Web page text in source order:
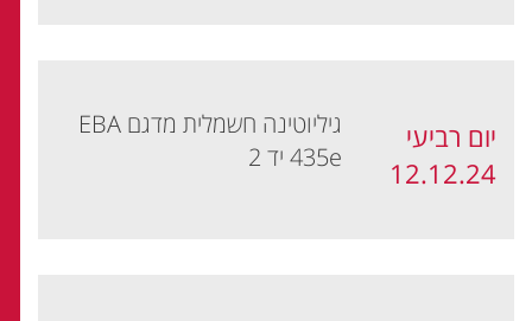
יום רביעי
12.12.24
גיליוטינה חשמלית מדגם EBA
435e יד 2